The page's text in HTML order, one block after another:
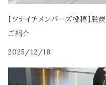
【ツナイチメンバーズ投稿】脱
ご紹介
2025/12/18